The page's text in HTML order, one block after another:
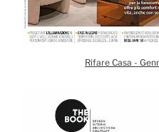
Rifare Casa -